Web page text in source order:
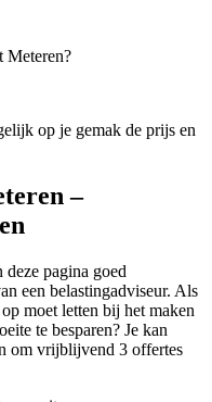
Meteren?
op je gemak de prijs en
–
pagina goed
een belastingadviseur. Als
moet letten bij het maken
te besparen? Je kan
om vrijblijvend 3 offertes